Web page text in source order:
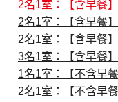
創造旅遊
2名1室：【含早餐
2名1室：【含早餐
2名1室：【含早餐
3名1室：【含早餐
1名1室：【不含早
2名1室：【不含早